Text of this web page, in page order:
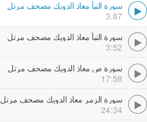
سورة النبأ معاذ الدويك مصحف مرتل
3.87
سورة النبأ معاذ الدويك مصحف مرتل
3:52
سورة ص معاذ الدويك مصحف مرتل
17:58
سورة الزمر معاذ الدويك مصحف مرتل
24:34